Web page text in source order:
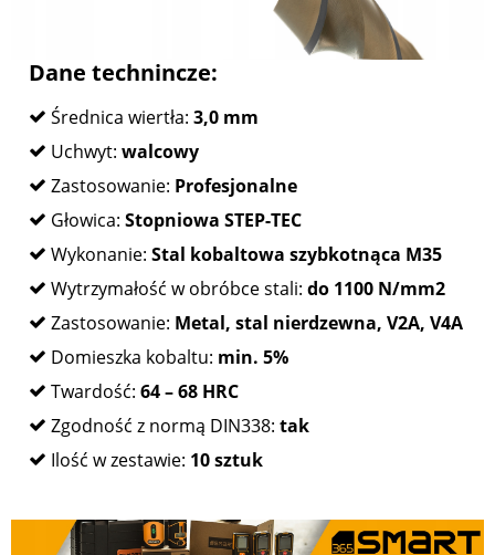
Dane technincze:
Średnica wiertła: 3,0 mm
Uchwyt: walcowy
Zastosowanie: Profesjonalne
Głowica: Stopniowa STEP-TEC
Wykonanie: Stal kobaltowa szybkotnąca M35
Wytrzymałość w obróbce stali: do 1100 N/mm2
Zastosowanie: Metal, stal nierdzewna, V2A, V4A
Domieszka kobaltu: min. 5%
Twardość: 64 – 68 HRC
Zgodność z normą DIN338: tak
Ilość w zestawie: 10 sztuk